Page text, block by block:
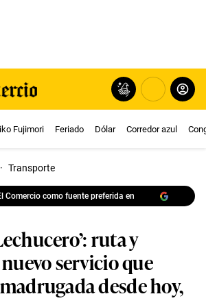
Fujimori Feriado Dólar Corredor azul
· Transporte
Comercio como fuente preferida en
ruta y
servicio que
desde hoy,